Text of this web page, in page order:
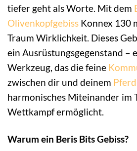
tiefer geht als Worte. Mit dem
Olivenkopfgebiss Konnex 130
Traum Wirklichkeit. Dieses
ein Ausrüstungsgegenstand –
Werkzeug, das die feine
zwischen dir und deinem Pferd
harmonisches Miteinander im
Wettkampf ermöglicht.
Warum ein Beris Bits Gebiss?